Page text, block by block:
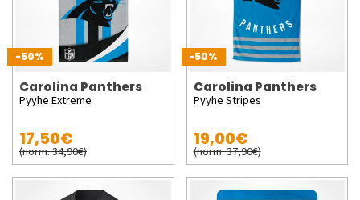
-50%
Carolina Panthers
Pyyhe Extreme
17,50€
(norm. 34,90€)
-50%
Carolina Panthers
Pyyhe Stripes
19,00€
(norm. 37,90€)